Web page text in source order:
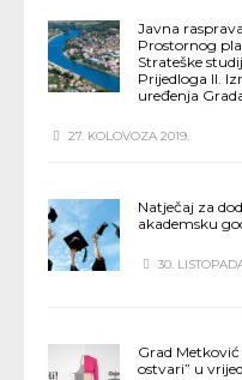
Javna
Prostornog
Strateške
Prijedloga II.
uređenja
27. KOLOVOZA 2019.
Natječaj za
akademsku
30.
Grad
ostvari” u